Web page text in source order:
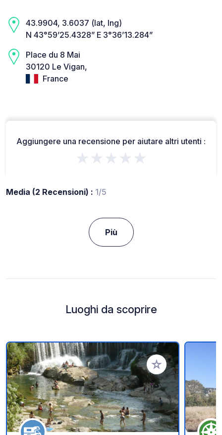
43.9904, 3.6037 (lat, lng)
N 43°59’25.4328” E 3°36’13.284”
Place du 8 Mai
30120 Le Vigan,
France
Aggiungere una recensione per aiutare altri utenti :
★★★★★
Media (2 Recensioni) : 1/5
Più
Luoghi da scoprire
Aggiungi ai tuoi